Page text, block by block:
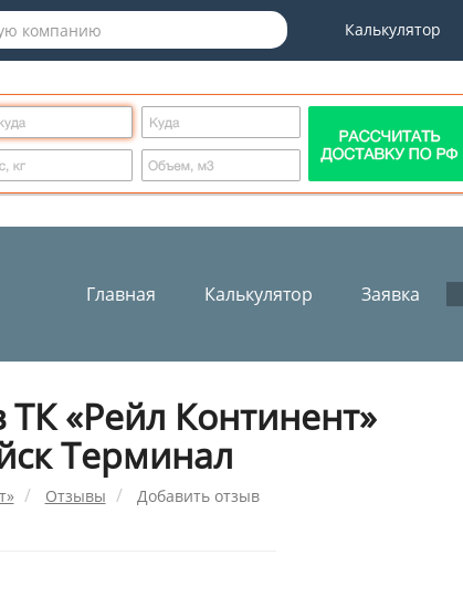
Калькулятор
Главная Калькулятор Заявка
ТК «Рейл Континент»
Терминал
Отзывы Добавить отзыв